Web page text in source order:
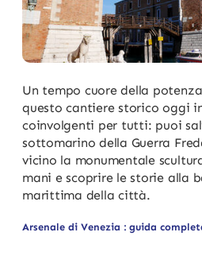
Un tempo cuore della
questo cantiere storico oggi
coinvolgenti per tutti: puoi
sottomarino della Guerra
vicino la monumentale
mani e scoprire le storie alla
marittima della città.
Arsenale di Venezia : guida